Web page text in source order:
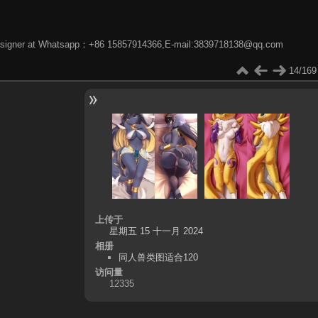
at Whatsapp：+86 15857914366,E-mail:3839718138@qq.com
14/169
上传于
星期五 15 十一月 2024
相册
同人兽类图适合120
访问量
12335